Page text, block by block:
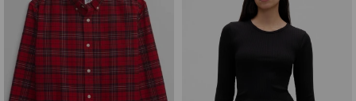
Camperas
Musculosas
Camperas
Chalecos
Camperas
Chalecos
Camperas
Pijamas
Sets